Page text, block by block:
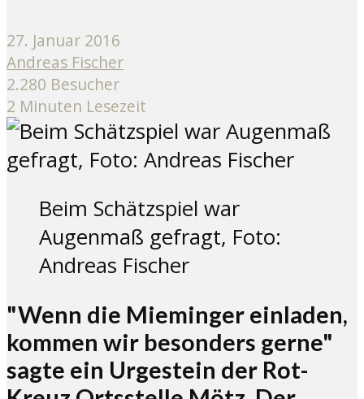
27. Januar 2016
Andreas Fischer
2.280 Besucher
2 Minuten Lesezeit
Beim Schätzspiel war
Augenmaß gefragt, Foto:
Andreas Fischer
"Wenn die Mieminger einladen,
kommen wir besonders gerne"
sagte ein Urgestein der Rot-